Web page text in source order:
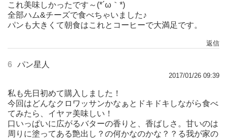
これ美味しかったです～(*´ω｀*)
全部ハム&チーズで食べちゃいました♪
パンも大きくて朝食はこれとコーヒーで大満足です。
返信
6 パン星人
2017/01/26 09:39
私も先日初めて購入しました！
今回はどんなクロワッサンかなぁとドキドキしながら食べ
てみたら、イヤァ美味しい！
口いっぱいに広がるバターの香りと、香ばしさ。甘いのは
周りに塗ってある艶出し？の何かなのかな？？る我が家の